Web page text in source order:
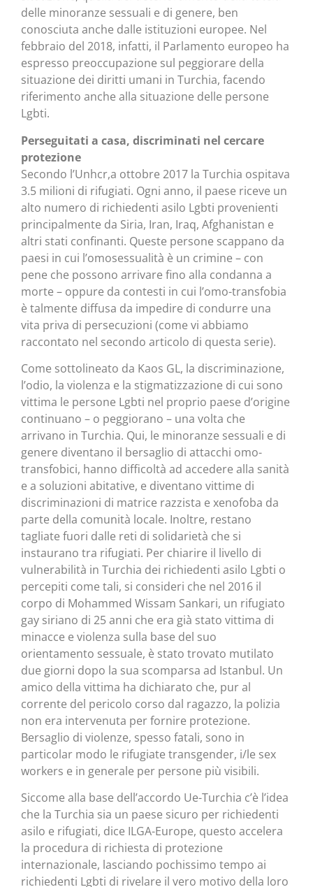
delle minoranze sessuali e di genere, ben
conosciuta anche dalle istituzioni europee. Nel
febbraio del 2018, infatti, il Parlamento europeo ha
espresso preoccupazione sul peggiorare della
situazione dei diritti umani in Turchia, facendo
riferimento anche alla situazione delle persone
Lgbti.
Perseguitati a casa, discriminati nel cercare
protezione
Secondo l’Unhcr,a ottobre 2017 la Turchia ospitava
3.5 milioni di rifugiati. Ogni anno, il paese riceve un
alto numero di richiedenti asilo Lgbti provenienti
principalmente da Siria, Iran, Iraq, Afghanistan e
altri stati confinanti. Queste persone scappano da
paesi in cui l’omosessualità è un crimine – con
pene che possono arrivare fino alla condanna a
morte – oppure da contesti in cui l’omo-transfobia
è talmente diffusa da impedire di condurre una
vita priva di persecuzioni (come vi abbiamo
raccontato nel secondo articolo di questa serie).
Come sottolineato da Kaos GL, la discriminazione,
l’odio, la violenza e la stigmatizzazione di cui sono
vittima le persone Lgbti nel proprio paese d’origine
continuano – o peggiorano – una volta che
arrivano in Turchia. Qui, le minoranze sessuali e di
genere diventano il bersaglio di attacchi omo-
transfobici, hanno difficoltà ad accedere alla sanità
e a soluzioni abitative, e diventano vittime di
discriminazioni di matrice razzista e xenofoba da
parte della comunità locale. Inoltre, restano
tagliate fuori dalle reti di solidarietà che si
instaurano tra rifugiati. Per chiarire il livello di
vulnerabilità in Turchia dei richiedenti asilo Lgbti o
percepiti come tali, si consideri che nel 2016 il
corpo di Mohammed Wissam Sankari, un rifugiato
gay siriano di 25 anni che era già stato vittima di
minacce e violenza sulla base del suo
orientamento sessuale, è stato trovato mutilato
due giorni dopo la sua scomparsa ad Istanbul. Un
amico della vittima ha dichiarato che, pur al
corrente del pericolo corso dal ragazzo, la polizia
non era intervenuta per fornire protezione.
Bersaglio di violenze, spesso fatali, sono in
particolar modo le rifugiate transgender, i/le sex
workers e in generale per persone più visibili.
Siccome alla base dell’accordo Ue-Turchia c’è l’idea
che la Turchia sia un paese sicuro per richiedenti
asilo e rifugiati, dice ILGA-Europe, questo accelera
la procedura di richiesta di protezione
internazionale, lasciando pochissimo tempo ai
richiedenti Lgbti di rivelare il vero motivo della loro